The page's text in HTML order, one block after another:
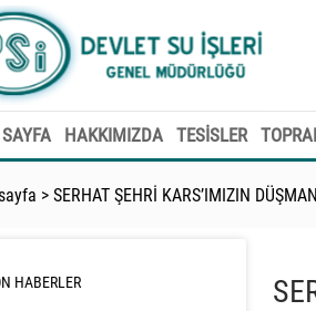
HAKKIMIZDA TESİSLER
> SERHAT ŞEHRİ KARS’IMIZIN
HABERLER